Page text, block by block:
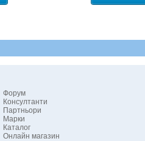
Форум
Консултанти
Партньори
Марки
Каталог
Онлайн магазин